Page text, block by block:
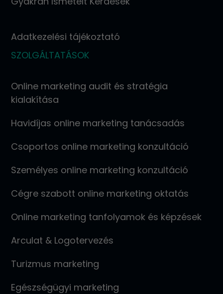
Adatkezelési tájékoztató
SZOLGÁLTATÁSOK
Online marketing audit és stratégia
kialakítása
Havidíjas online marketing tanácsadás
Csoportos online marketing konzultáció
Személyes online marketing konzultáció
Cégre szabott online marketing oktatás
Online marketing tanfolyamok és képzések
Arculat & Logotervezés
Turizmus marketing
Egészségügyi marketing